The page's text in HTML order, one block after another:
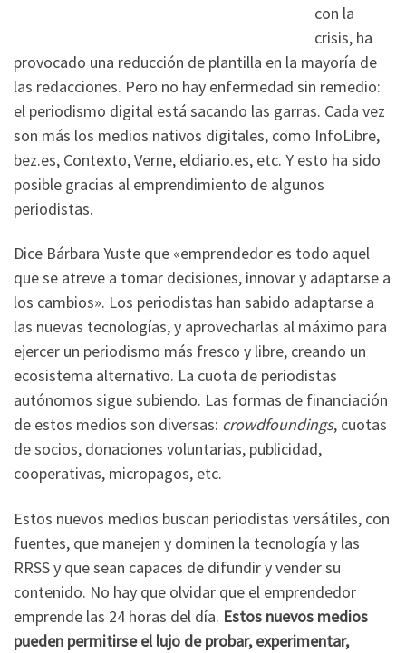
con la
crisis, ha
provocado una reducción de plantilla en la mayoría de
las redacciones. Pero no hay enfermedad sin remedio:
el periodismo digital está sacando las garras. Cada vez
son más los medios nativos digitales, como InfoLibre,
bez.es, Contexto, Verne, eldiario.es, etc. Y esto ha sido
posible gracias al emprendimiento de algunos
periodistas.
Dice Bárbara Yuste que «emprendedor es todo aquel
que se atreve a tomar decisiones, innovar y adaptarse a
los cambios». Los periodistas han sabido adaptarse a
las nuevas tecnologías, y aprovecharlas al máximo para
ejercer un periodismo más fresco y libre, creando un
ecosistema alternativo. La cuota de periodistas
autónomos sigue subiendo. Las formas de financiación
de estos medios son diversas: crowdfoundings, cuotas
de socios, donaciones voluntarias, publicidad,
cooperativas, micropagos, etc.
Estos nuevos medios buscan periodistas versátiles, con
fuentes, que manejen y dominen la tecnología y las
RRSS y que sean capaces de difundir y vender su
contenido. No hay que olvidar que el emprendedor
emprende las 24 horas del día. Estos nuevos medios
pueden permitirse el lujo de probar, experimentar,